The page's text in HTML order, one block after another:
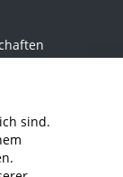
sind.